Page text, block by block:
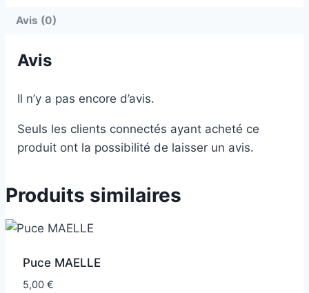
Avis (0)
Avis
Il n’y a pas encore d’avis.
Seuls les clients connectés ayant acheté ce
produit ont la possibilité de laisser un avis.
Produits similaires
Puce MAELLE
5,00 €